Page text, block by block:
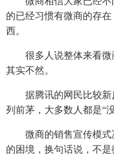
的已经习惯有微商的存
西。
很多人说整体来看微
其实不然。
据腾讯的网民比较新
列前茅，大多数人都是“
微商的销售宣传模式
的困境，换句话说，不